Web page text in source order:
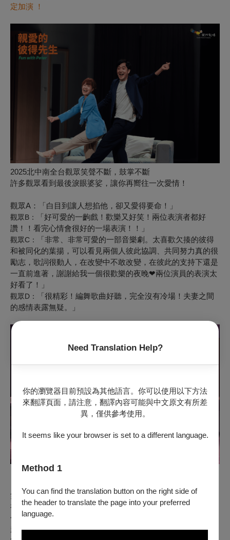
Need Translation Help?
你的瀏覽器目前預設為其他語言。你可以使用以下方法
來翻譯頁面，請注意，翻譯內容可能與中文原文有所差
異，僅供參考使用。
It seems like your browser is set to a different language.
Method 1
You can find the translation button on the right side of
the header to translate the page into your preferred
language.
定加演 ！
2025北中南全台觀眾笑聲不斷，鼓掌不斷
許多觀眾看到最後淚眼婆娑，讓你再嚮往一次愛情！
觀眾A：「白目到讓人想掐他，卻又愛得要命！」
觀眾B：
「好可愛的一齣戲！歡樂又好笑！兩位表演者都好
讚！！看完心情會很好的一場表演！！」
觀眾C：
「非常、非常可愛的一部音樂劇。太喜歡欠揍的彼得
和被同化的葉揚，可以看見兩個人彼此協調、共同努力真的很
勵志，歌詞很動人，在改變中不敢改變，在彼此的支持下還是
一直前進著，謝謝給我一個很歡樂的夜晚❤兩位演員的表演太
好看了！」
觀眾D：
「很精彩！編舞歌曲好聽，完全沒有冷場！夫妻之間
的感情表露無疑。」
無須想像，我們不僅演給你看，還又唱又跳讓你大飽耳/眼
福！
包準你笑中帶淚、淚中帶笑，
超